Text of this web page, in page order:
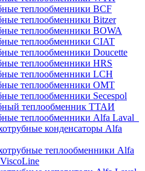
теплообменники BCF
теплообменники Bitzer
теплообменники BOWA
теплообменники CIAT
теплообменники Doucette
теплообменники HRS
теплообменники LCH
теплообменники OMT
теплообменники Secespol
теплообменник ТТАИ
теплообменники Alfa Laval
конденсаторы Alfa
теплообменники Alfa